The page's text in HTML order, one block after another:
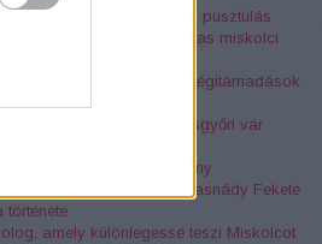
és két óra között a halál és pusztulás
megérkezett" - az 1878-as miskolci
földjén - Miskolc elleni légitámadások
világháború alatt
érdekesség a Diósgyőri vár
Annók a miskolci boszorkány
szépségkirálynő - Tasnády Fekete
története
amely különlegessé teszi Miskolcot